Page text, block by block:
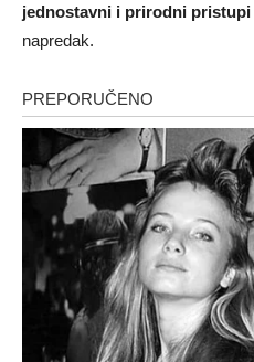
jednostavni i prirodni pristupi
napredak.